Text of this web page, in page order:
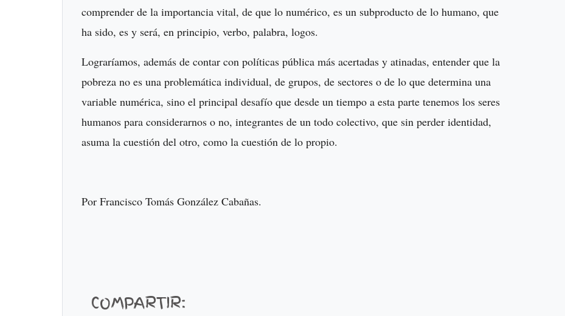
comprender de la importancia vital, de que lo numérico, es un subproducto de lo humano, que
ha sido, es y será, en principio, verbo, palabra, logos.
Lograríamos, además de contar con políticas pública más acertadas y atinadas, entender que la
pobreza no es una problemática individual, de grupos, de sectores o de lo que determina una
variable numérica, sino el principal desafío que desde un tiempo a esta parte tenemos los seres
humanos para considerarnos o no, integrantes de un todo colectivo, que sin perder identidad,
asuma la cuestión del otro, como la cuestión de lo propio.
Por Francisco Tomás González Cabañas.
COMPARTIR: